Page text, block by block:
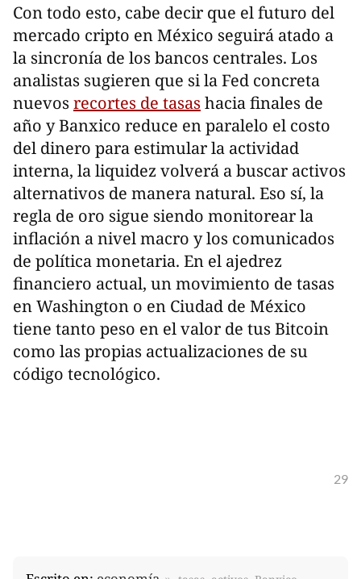
Con todo esto, cabe decir que el futuro del
mercado cripto en México seguirá atado a
la sincronía de los bancos centrales. Los
analistas sugieren que si la Fed concreta
nuevos recortes de tasas hacia finales de
año y Banxico reduce en paralelo el costo
del dinero para estimular la actividad
interna, la liquidez volverá a buscar activos
alternativos de manera natural. Eso sí, la
regla de oro sigue siendo monitorear la
inflación a nivel macro y los comunicados
de política monetaria. En el ajedrez
financiero actual, un movimiento de tasas
en Washington o en Ciudad de México
tiene tanto peso en el valor de tus Bitcoin
como las propias actualizaciones de su
código tecnológico.
29